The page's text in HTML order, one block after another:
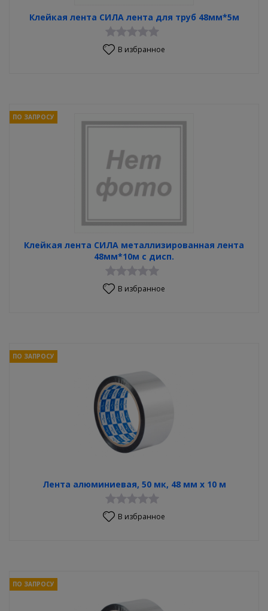
Клейкая лента СИЛА лента для труб 48мм*5м
В избранное
Клейкая лента СИЛА металлизированная лента
48мм*10м с дисп.
ПО ЗАПРОСУ
В избранное
Лента алюминиевая, 50 мк, 48 мм х 10 м
ПО ЗАПРОСУ
В избранное
ПО ЗАПРОСУ